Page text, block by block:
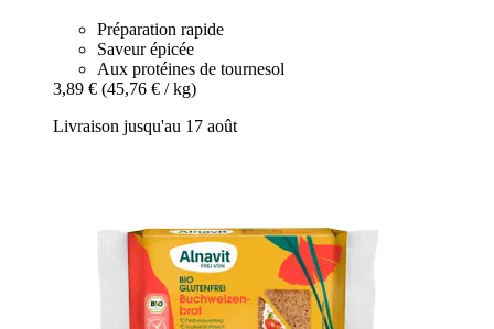
Préparation rapide
Saveur épicée
Aux protéines de tournesol
3,89 € (45,76 € / kg)
Livraison jusqu'au 17 août